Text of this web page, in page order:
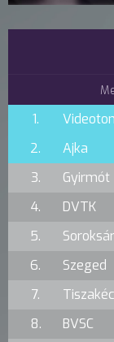
1. Videoton
2.
Ajka
3.
Gyirmót
4.
DVTK
5.
Soroksár
6.
Szeged
7.
8.
BVSC